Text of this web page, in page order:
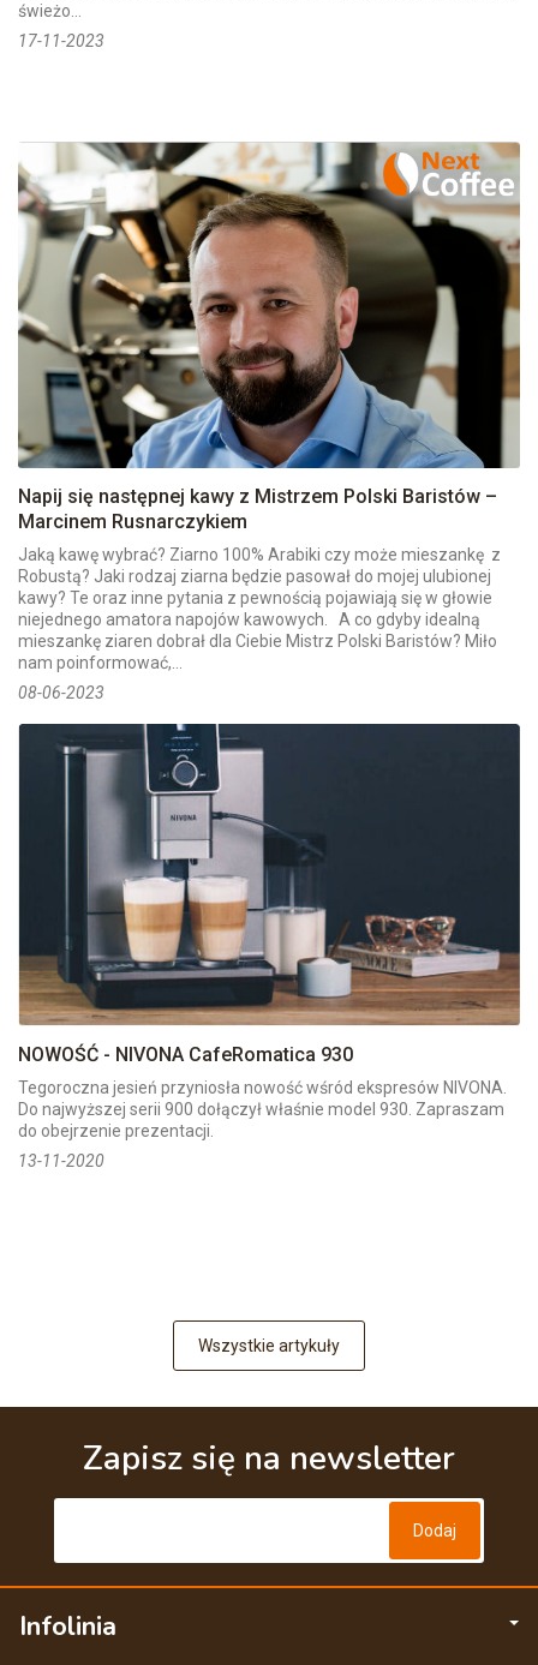
świeżo...
17-11-2023
Napij się następnej kawy z Mistrzem Polski Baristów –
Marcinem Rusnarczykiem
Jaką kawę wybrać? Ziarno 100% Arabiki czy może mieszankę z
Robustą? Jaki rodzaj ziarna będzie pasował do mojej ulubionej
kawy? Te oraz inne pytania z pewnością pojawiają się w głowie
niejednego amatora napojów kawowych. A co gdyby idealną
mieszankę ziaren dobrał dla Ciebie Mistrz Polski Baristów? Miło
nam poinformować,...
08-06-2023
NOWOŚĆ - NIVONA CafeRomatica 930
Tegoroczna jesień przyniosła nowość wśród ekspresów NIVONA.
Do najwyższej serii 900 dołączył właśnie model 930. Zapraszam
do obejrzenie prezentacji.
13-11-2020
Wszystkie artykuły
Zapisz się na newsletter
Infolinia